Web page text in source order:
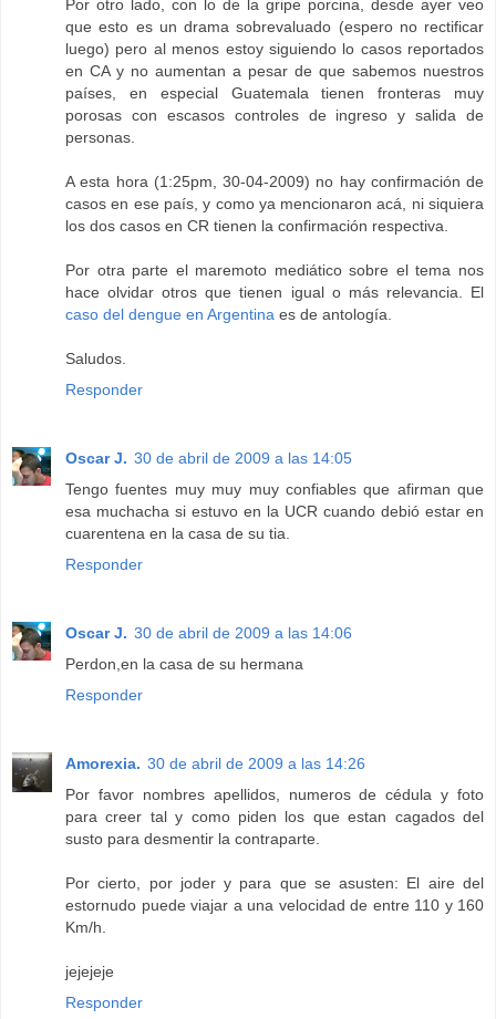
Por otro lado, con lo de la gripe porcina, desde ayer veo
que esto es un drama sobrevaluado (espero no rectificar
luego) pero al menos estoy siguiendo lo casos reportados
en CA y no aumentan a pesar de que sabemos nuestros
países, en especial Guatemala tienen fronteras muy
porosas con escasos controles de ingreso y salida de
personas.
A esta hora (1:25pm, 30-04-2009) no hay confirmación de
casos en ese país, y como ya mencionaron acá, ni siquiera
los dos casos en CR tienen la confirmación respectiva.
Por otra parte el maremoto mediático sobre el tema nos
hace olvidar otros que tienen igual o más relevancia. El
caso del dengue en Argentina es de antología.
Saludos.
Responder
Oscar J. 30 de abril de 2009 a las 14:05
Tengo fuentes muy muy muy confiables que afirman que
esa muchacha si estuvo en la UCR cuando debió estar en
cuarentena en la casa de su tia.
Responder
Oscar J. 30 de abril de 2009 a las 14:06
Perdon,en la casa de su hermana
Responder
Amorexia. 30 de abril de 2009 a las 14:26
Por favor nombres apellidos, numeros de cédula y foto
para creer tal y como piden los que estan cagados del
susto para desmentir la contraparte.
Por cierto, por joder y para que se asusten: El aire del
estornudo puede viajar a una velocidad de entre 110 y 160
Km/h.
jejejeje
Responder